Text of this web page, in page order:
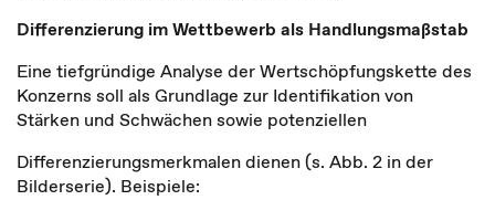
Differenzierung im Wettbewerb als Handlungsmaßstab
Eine tiefgründige Analyse der Wertschöpfungskette des
Konzerns soll als Grundlage zur Identifikation von
Stärken und Schwächen sowie potenziellen
Differenzierungsmerkmalen dienen (s. Abb. 2 in der
Bilderserie). Beispiele: